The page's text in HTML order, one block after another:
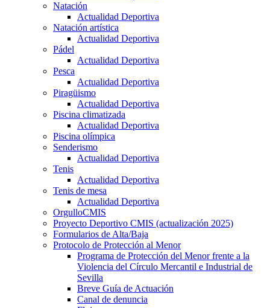
Natación
Actualidad Deportiva
Natación artística
Actualidad Deportiva
Pádel
Actualidad Deportiva
Pesca
Actualidad Deportiva
Piragüismo
Actualidad Deportiva
Piscina climatizada
Actualidad Deportiva
Piscina olímpica
Senderismo
Actualidad Deportiva
Tenis
Actualidad Deportiva
Tenis de mesa
Actualidad Deportiva
OrgulloCMIS
Proyecto Deportivo CMIS (actualización 2025)
Formularios de Alta/Baja
Protocolo de Protección al Menor
Programa de Protección del Menor frente a la
Violencia del Círculo Mercantil e Industrial de
Sevilla
Breve Guía de Actuación
Canal de denuncia